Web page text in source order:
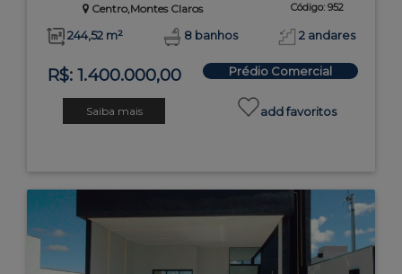
Centro,Montes Claros Código: 952
244,52 m² 8 banhos 2 andares
R$: 1.400.000,00 Prédio Comercial
Saiba mais add favoritos